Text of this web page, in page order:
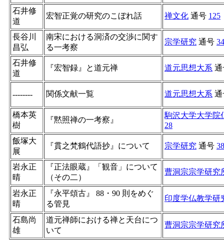
石井修
道
宏智正覚の研究のこぼれ話 禅文化 通号 125
長谷川
昌弘
南宋における洞済の交渉に関す
る一考察
宗学研究 通号 34
石井修
道
『宏智録』と道元禅 道元思想大系
-------- 関係文献一覧 道元思想大系
橋本英
樹
『黙照禅の一考察』
駒沢大学大学院
28
飯塚大
展
『貫之梵鶴代語抄』について 宗学研究 通号 38
岩永正
晴
『正法眼蔵』「観音」について
（その二）
曹洞宗宗学研究
岩永正
晴
『永平頌古』 88・90 則をめぐ
る管見
印度学仏教学研
石島尚
雄
道元禅師における禅と天台につ
いて
曹洞宗宗学研究